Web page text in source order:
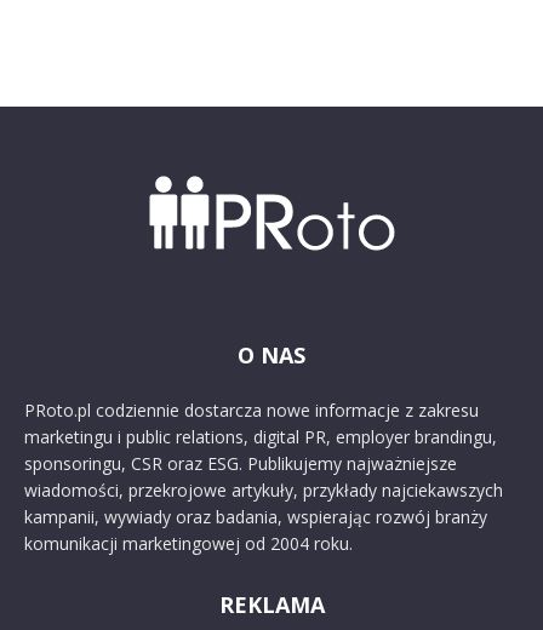
O NAS
PRoto.pl codziennie dostarcza nowe informacje z zakresu
marketingu i public relations, digital PR, employer brandingu,
sponsoringu, CSR oraz ESG. Publikujemy najważniejsze
wiadomości, przekrojowe artykuły, przykłady najciekawszych
kampanii, wywiady oraz badania, wspierając rozwój branży
komunikacji marketingowej od 2004 roku.
REKLAMA